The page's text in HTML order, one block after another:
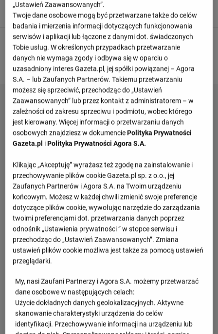
To już wszystko! Sędzia odgwizduje koniec meczu.
G O O O L - Fernando Alarcon trafia do celu!
„Ustawień Zaawansowanych”.
Twoje dane osobowe mogą być przetwarzane także do celów
badania i mierzenia informacji dotyczących funkcjonowania
serwisów i aplikacji lub łączone z danymi dot. świadczonych
Tobie usług. W określonych przypadkach przetwarzanie
danych nie wymaga zgody i odbywa się w oparciu o
uzasadniony interes Gazeta.pl, jej spółki powiązanej – Agora
S.A. – lub Zaufanych Partnerów. Takiemu przetwarzaniu
możesz się sprzeciwić, przechodząc do „Ustawień
Zaawansowanych” lub przez kontakt z administratorem – w
zależności od zakresu sprzeciwu i podmiotu, wobec którego
jest kierowany. Więcej informacji o przetwarzaniu danych
osobowych znajdziesz w dokumenciePolityka Prywatności
Gazeta.pl iPolityka Prywatności Agora S.A.
Klikając „Akceptuję” wyrażasz też zgodę na zainstalowanie i
przechowywanie plików cookie Gazeta.pl sp. z o.o., jej
Zaufanych Partnerów i Agora S.A. na Twoim urządzeniu
końcowym. Możesz w każdej chwili zmienić swoje preferencje
dotyczące plików cookie, wywołując narzędzie do zarządzania
twoimi preferencjami dot. przetwarzania danych poprzez
odnośnik „Ustawienia prywatności ” w stopce serwisu i
przechodząc do „Ustawień Zaawansowanych”. Zmiana
ustawień plików cookie możliwa jest także za pomocą ustawień
przeglądarki.
My, nasi Zaufani Partnerzy i Agora S.A. możemy przetwarzać
dane osobowe w następujących celach:
Użycie dokładnych danych geolokalizacyjnych. Aktywne
skanowanie charakterystyki urządzenia do celów
identyfikacji. Przechowywanie informacji na urządzeniu lub